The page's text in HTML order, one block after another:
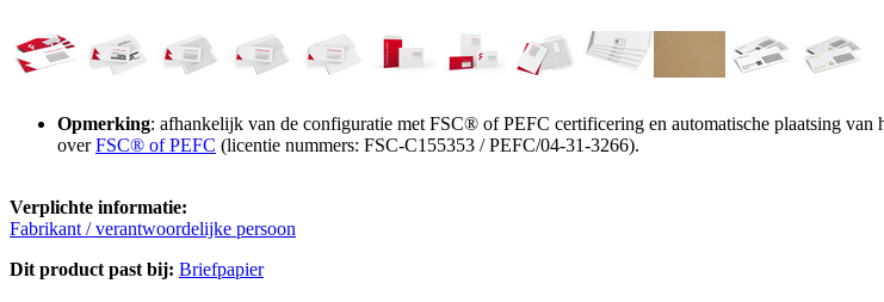
Opmerking: afhankelijk van de configuratie met FSC® of PEFC certificering en automatische plaatsing
overFSC® of PEFC (licentie nummers: FSC-C155353 / PEFC/04-31-3266).
Verplichte informatie:
Fabrikant / verantwoordelijke persoon
Dit product past bij: Briefpapier